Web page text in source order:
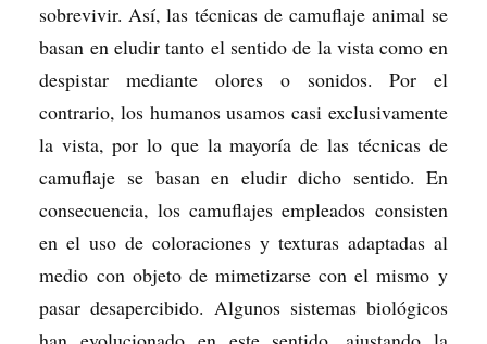
sobrevivir. Así, las técnicas de camuflaje animal se
basan en eludir tanto el sentido de la vista como en
despistar mediante olores o sonidos. Por el
contrario, los humanos usamos casi exclusivamente
la vista, por lo que la mayoría de las técnicas de
camuflaje se basan en eludir dicho sentido. En
consecuencia, los camuflajes empleados consisten
en el uso de coloraciones y texturas adaptadas al
medio con objeto de mimetizarse con el mismo y
pasar desapercibido. Algunos sistemas biológicos